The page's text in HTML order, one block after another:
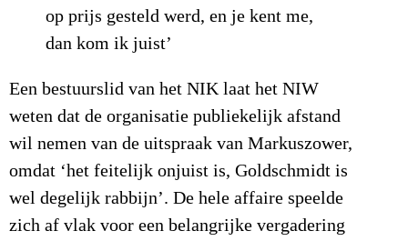
op prijs gesteld werd, en je kent me,
dan kom ik juist’
Een bestuurslid van het NIK laat het NIW
weten dat de organisatie publiekelijk afstand
wil nemen van de uitspraak van Markuszower,
omdat ‘het feitelijk onjuist is, Goldschmidt is
wel degelijk rabbijn’. De hele affaire speelde
zich af vlak voor een belangrijke vergadering